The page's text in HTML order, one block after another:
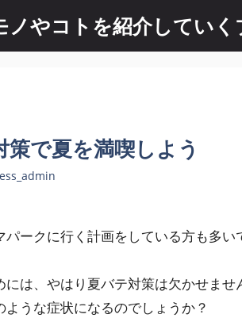
ノやコトを紹介してい
で夏を満喫しよう
ークに行く計画をしている方も多い
は、やはり夏バテ対策は欠かせませ
うな症状になるのでしょうか？